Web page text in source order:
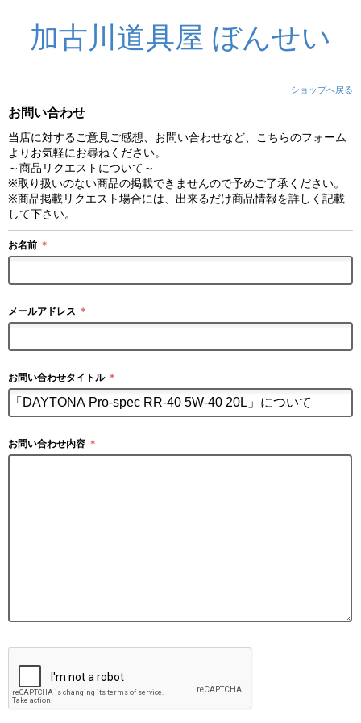
加古川道具屋 ぼんせい
ショップへ戻る
お問い合わせ
当店に対するご意見ご感想、お問い合わせなど、こちらのフォーム
よりお気軽にお尋ねください。
～商品リクエストについて～
※取り扱いのない商品の掲載できませんので予めご了承ください。
※商品掲載リクエスト場合には、出来るだけ商品情報を詳しく記載
して下さい。
お名前 ＊
メールアドレス ＊
お問い合わせタイトル ＊
お問い合わせ内容 ＊